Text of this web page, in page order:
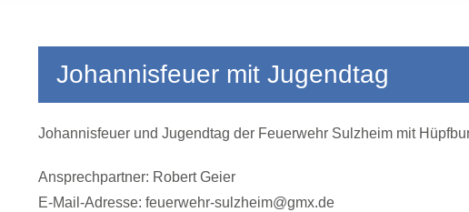
Johannisfeuer mit Jugendtag
Johannisfeuer und Jugendtag der Feuerwehr Sulzheim mit
Ansprechpartner: Robert Geier
E-Mail-Adresse: feuerwehr-sulzheim@gmx.de